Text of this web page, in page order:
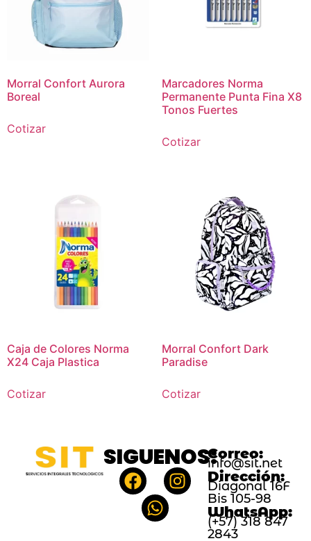
Morral Confort Aurora
Boreal
Cotizar
Marcadores Norma
Permanente Punta Fina X8
Tonos Fuertes
Cotizar
Caja de Colores Norma
X24 Caja Plastica
Cotizar
Morral Confort Dark
Paradise
Cotizar
SIGUENOS:Correo:
info@sit.net
Dirección:
Diagonal 16F
Bis 105-98
WhatsApp:
(+57) 318 847
2843